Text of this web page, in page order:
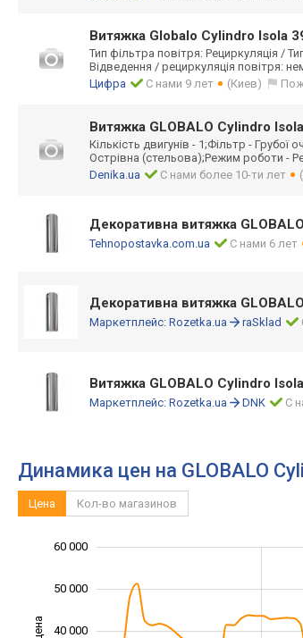
Витяжка Globalo Cylindro Isola
Тип фільтра повітря: Рециркуляція /
Відведення / рециркуляція повітря:
Цифра
С нами 9 лет (Киев)
Витяжка GLOBALO Cylindro
Кількість двигунів - 1;Фільтр -
Острівна (стельова);Режим роботи -
Denika.ua
С нами более 10-ти лет
Декоративна витяжка
Tehnopostavka.com.ua С нами 6 лет
Декоративна витяжка
Маркетплейс: Rozetka.ua raSklad
Витяжка GLOBALO Cylindro
Маркетплейс: Rozetka.ua DNK С
Динамика цен на GLOBALO
Цена Кол-во магазинов
40 000
50 000
60 000